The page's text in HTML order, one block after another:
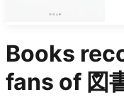
Books
fans of 図